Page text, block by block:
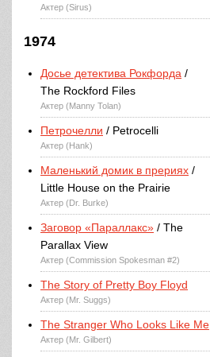
Актер (Sirus)
1974
Досье детектива Рокфорда /
The Rockford Files
Актер (Manny Tolan)
Петрочелли / Petrocelli
Актер (Hank)
Маленький домик в прериях /
Little House on the Prairie
Актер (Dr. Burke)
Заговор «Параллакс» / The
Parallax View
Актер (Commission Spokesman #2)
The Story of Pretty Boy Floyd
Актер (Mr. Suggs)
The Stranger Who Looks Like Me
Актер (Mr. Gilbert)